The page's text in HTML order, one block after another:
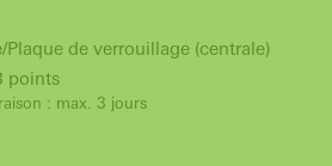
de verrouillage (centrale)
points
: max. 3 jours